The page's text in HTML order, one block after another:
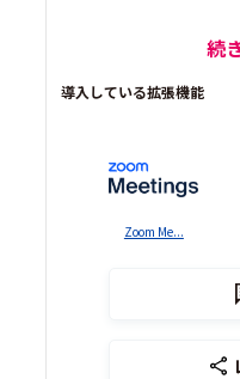
続
導入している拡張機能
Zoom Me...